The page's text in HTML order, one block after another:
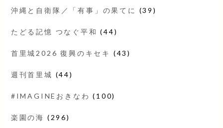
沖縄と自衛隊／「有事」の果てに (39)
たどる記憶 つなぐ平和 (44)
首里城2026 復興のキセキ (43)
週刊首里城 (44)
#IMAGINEおきなわ (100)
楽園の海 (296)